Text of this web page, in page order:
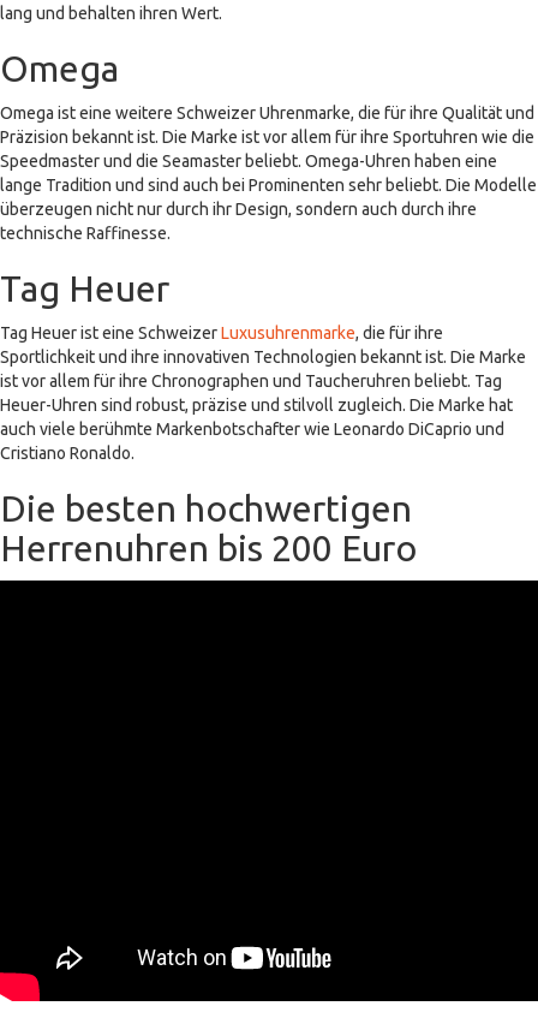
lang und behalten ihren Wert.
Omega
Omega ist eine weitere Schweizer Uhrenmarke, die für ihre Qualität und
Präzision bekannt ist. Die Marke ist vor allem für ihre Sportuhren wie die
Speedmaster und die Seamaster beliebt. Omega-Uhren haben eine
lange Tradition und sind auch bei Prominenten sehr beliebt. Die Modelle
überzeugen nicht nur durch ihr Design, sondern auch durch ihre
technische Raffinesse.
Tag Heuer
Tag Heuer ist eine SchweizerLuxusuhrenmarke, die für ihre
Sportlichkeit und ihre innovativen Technologien bekannt ist. Die Marke
ist vor allem für ihre Chronographen und Taucheruhren beliebt. Tag
Heuer-Uhren sind robust, präzise und stilvoll zugleich. Die Marke hat
auch viele berühmte Markenbotschafter wie Leonardo DiCaprio und
Cristiano Ronaldo.
Die besten hochwertigen
Herrenuhren bis 200 Euro